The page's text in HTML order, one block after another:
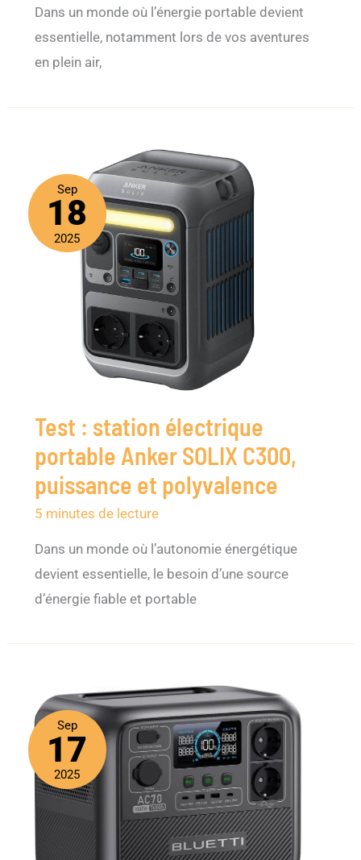
Dans un monde où l’énergie portable devient
essentielle, notamment lors de vos aventures
en plein air,
Sep
18
2025
Test : station électrique
portable Anker SOLIX C300,
puissance et polyvalence
5 minutes de lecture
Dans un monde où l’autonomie énergétique
devient essentielle, le besoin d’une source
d’énergie fiable et portable
Sep
17
2025